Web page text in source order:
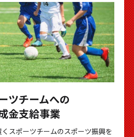
ツチームへの
金支給事業
スポーツチームのスポーツ振興を